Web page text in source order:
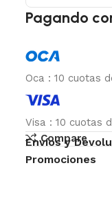
Pagando
Oca : 10 cuotas
Visa : 10 cuotas
Compare
Envíos y
Promociones